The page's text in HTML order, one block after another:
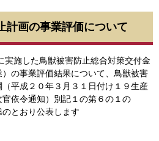
計画の事業評価について
実施した鳥獣被害防止総合対策交付金
）の事業評価結果について、鳥獣被害
平成２０年３月３１日付け１９生産
依令通知）別記１の第６の１の
のとおり公表します